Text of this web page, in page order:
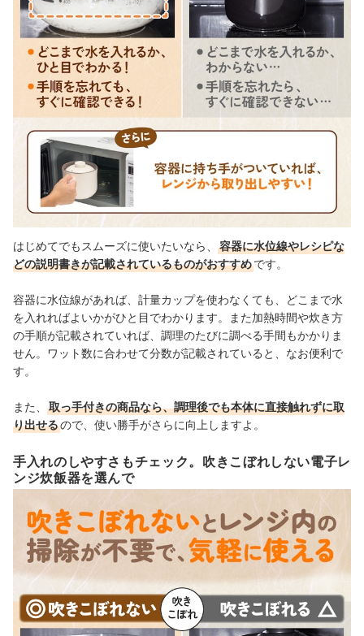
はじめてでもスムーズに使いたいなら、
容器に水位線やレシピな
どの説明書きが記載されているものがおすすめです。
容器に水位線があれば、計量カップを使わなくても、どこまで水
を入れればよいかがひと目でわかります。また加熱時間や炊き方
の手順が記載されていれば、調理のたびに調べる手間もかかりま
せん。ワット数に合わせて分数が記載されていると、なお便利で
す。
また、
取っ手付きの商品なら、調理後でも本体に直接触れずに取
り出せるので、使い勝手がさらに向上しますよ。
手入れのしやすさもチェック。吹きこぼれしない電子レ
ンジ炊飯器を選んで